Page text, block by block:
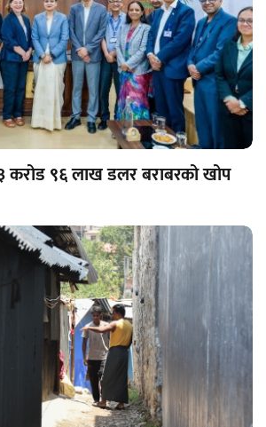
करोड ९६ लाख डलर बराबरको खोप